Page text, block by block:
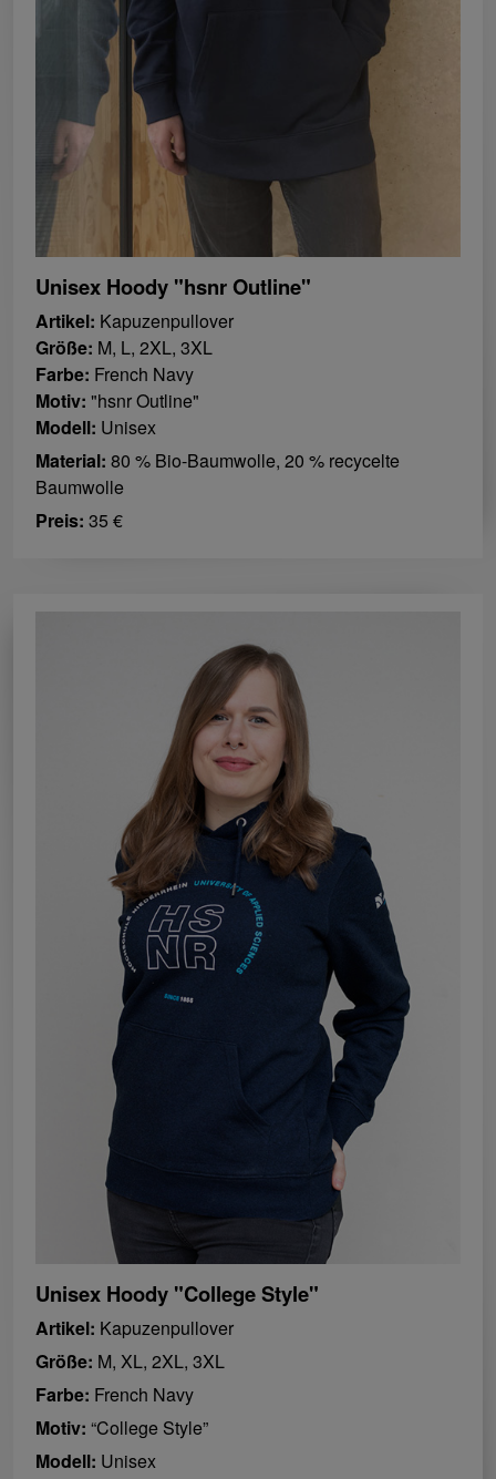
Unisex Hoody "hsnr Outline"
Artikel: Kapuzenpullover
Größe: M, L, 2XL, 3XL
Farbe: French Navy
Motiv: "hsnr Outline"
Modell: Unisex
Material: 80 % Bio-Baumwolle, 20 % recycelte
Baumwolle
Preis: 35 €
Unisex Hoody "College Style"
Artikel: Kapuzenpullover
Größe: M, XL, 2XL, 3XL
Farbe: French Navy
Motiv: “College Style”
Modell: Unisex